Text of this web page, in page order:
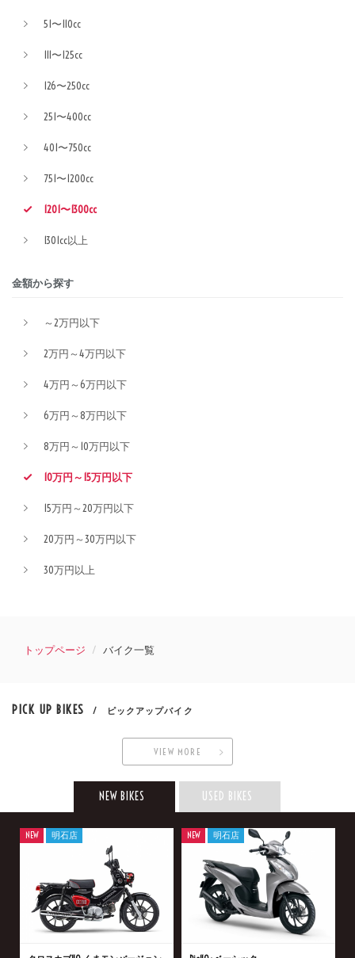
51〜110cc
111〜125cc
126〜250cc
251〜400cc
401〜750cc
751〜1200cc
1201〜1300cc
1301cc以上
金額から探す
～2万円以下
2万円～4万円以下
4万円～6万円以下
6万円～8万円以下
8万円～10万円以下
10万円～15万円以下
15万円～20万円以下
20万円～30万円以下
30万円以上
トップページ バイク一覧
PICK UP BIKES / ピックアップバイク
VIEW MORE
NEW BIKES USED BIKES
NEW 明石店 NEW 明石店